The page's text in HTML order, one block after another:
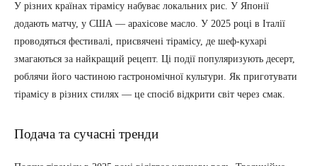
У різних країнах тірамісу набуває локальних рис. У Японії
додають матчу, у США — арахісове масло. У 2025 році в Італії
проводяться фестивалі, присвячені тірамісу, де шеф-кухарі
змагаються за найкращий рецепт. Ці події популяризують десерт,
роблячи його частиною гастрономічної культури. Як приготувати
тірамісу в різних стилях — це спосіб відкрити світ через смак.
Подача та сучасні тренди